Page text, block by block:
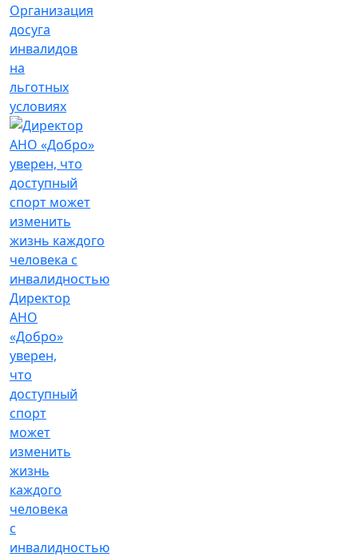
Организация
досуга
инвалидов
на
льготных
условиях
Директор
АНО
«Добро»
уверен,
что
доступный
спорт
может
изменить
жизнь
каждого
человека
с
инвалидностью